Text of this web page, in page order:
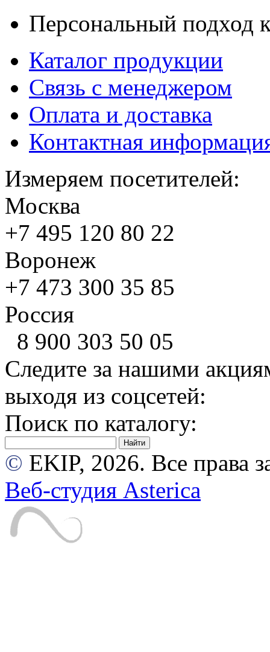
Персональный подход
Каталог продукции
Связь с менеджером
Оплата и доставка
Контактная
Измеряем посетителей:
Москва
+7 495 120 80 22
Воронеж
+7 473 300 35 85
Россия
8 900 303 50 05
Следите за нашими
выходя из соцсетей:
Поиск по каталогу:
© EKIP, 2026. Все права
Веб-студия Asterica